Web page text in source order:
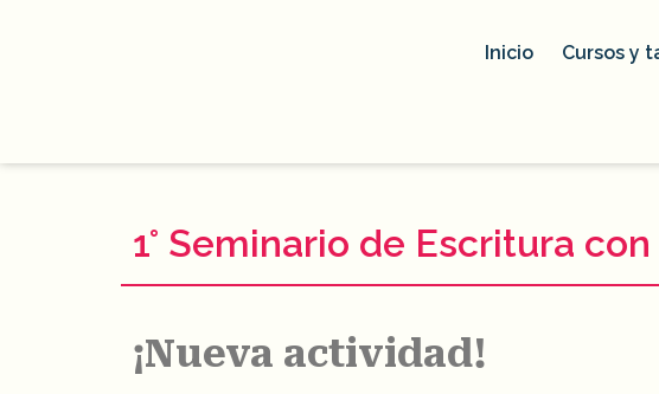
Inicio Cursos y
1° Seminario de Escritura
¡Nueva actividad!